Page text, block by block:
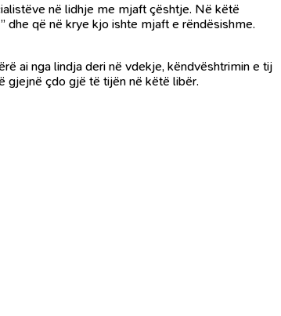
në lidhje me mjaft çështje. Në këtë
dhe që në krye kjo ishte mjaft e rëndësishme.
ai nga lindja deri në vdekje, këndvështrimin e tij
gjejnë çdo gjë të tijën në këtë libër.